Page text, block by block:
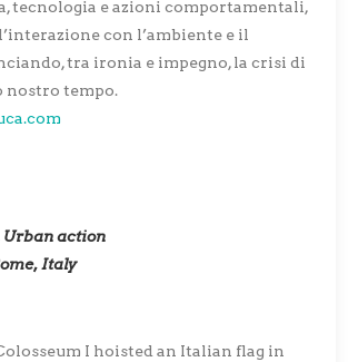
tecnologia e azioni comportamentali,
con l’ambiente e il
tra ironia e impegno, la crisi di
nostro tempo.
action
Italy
I hoisted an Italian flag in